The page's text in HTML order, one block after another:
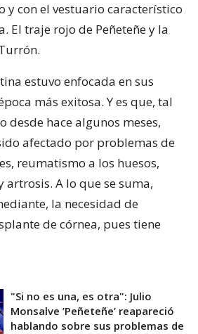
y con el vestuario característico
El traje rojo de Peñeteñe y la
estuvo enfocada en sus
más exitosa. Y es que, tal
desde hace algunos meses,
afectado por problemas de
reumatismo a los huesos,
A lo que se suma,
la necesidad de
de córnea, pues tiene
"Si no es una, es otra": Julio
Monsalve ’Peñeteñe’ reapareció
hablando sobre sus problemas de